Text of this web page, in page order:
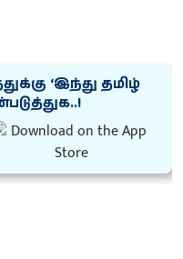
‘இந்து தமிழ்